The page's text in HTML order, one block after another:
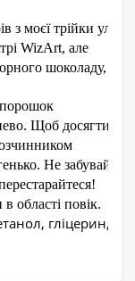
з моєї трійки
WizArt, але
шоколаду,
Щоб досягти
Не забувайте,
області повік.
гліцерин,